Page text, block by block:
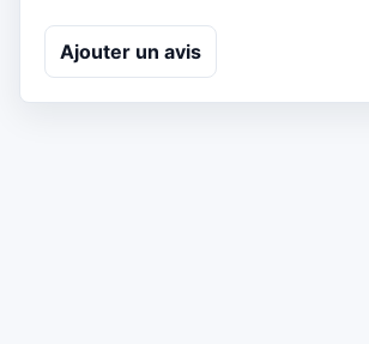
Ajouter un avis